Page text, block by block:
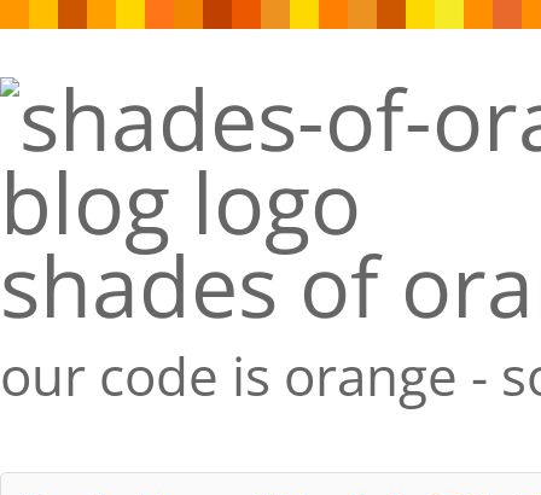
shades of
our code is orange -